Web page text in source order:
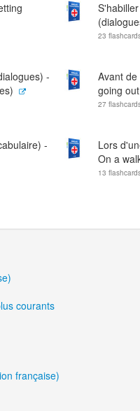
23
-
Avant
going
27
-
Lors
On a
13
courants
française)